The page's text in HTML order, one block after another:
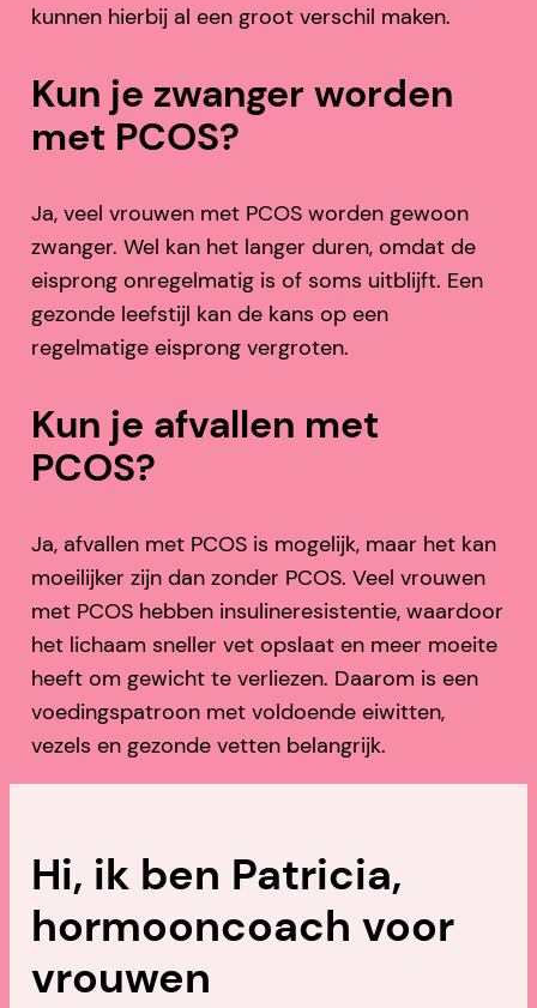
kunnen hierbij al een groot verschil maken.
Kun je zwanger worden
met PCOS?
Ja, veel vrouwen met PCOS worden gewoon
zwanger. Wel kan het langer duren, omdat de
eisprong onregelmatig is of soms uitblijft. Een
gezonde leefstijl kan de kans op een
regelmatige eisprong vergroten.
Kun je afvallen met
PCOS?
Ja, afvallen met PCOS is mogelijk, maar het kan
moeilijker zijn dan zonder PCOS. Veel vrouwen
met PCOS hebben insulineresistentie, waardoor
het lichaam sneller vet opslaat en meer moeite
heeft om gewicht te verliezen. Daarom is een
voedingspatroon met voldoende eiwitten,
vezels en gezonde vetten belangrijk.
Hi, ik ben Patricia,
hormooncoach voor
vrouwen